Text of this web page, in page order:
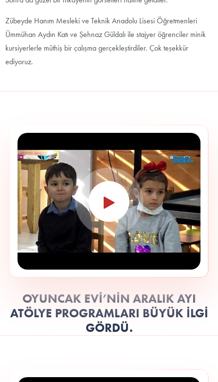
Zübeyde Hanım Mesleki ve Teknik Anadolu Lisesi Öğretmenleri
Ümmühan Aydın Katı ve Şehnaz Güldalı ile stajyer öğrenciler minik
kursiyerlerle müthiş bir çalışma gerçekleştirdiler. Çok teşekkür
ediyoruz.
OYUNCAK EVİ’NİN ARALIK AYI
ATÖLYE PROGRAMLARI BÜYÜK İLGİ
GÖRDÜ.